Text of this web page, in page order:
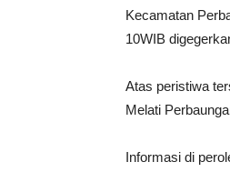
Kecamatan
10WIB
Atas peristiwa
Melati
Informasi di